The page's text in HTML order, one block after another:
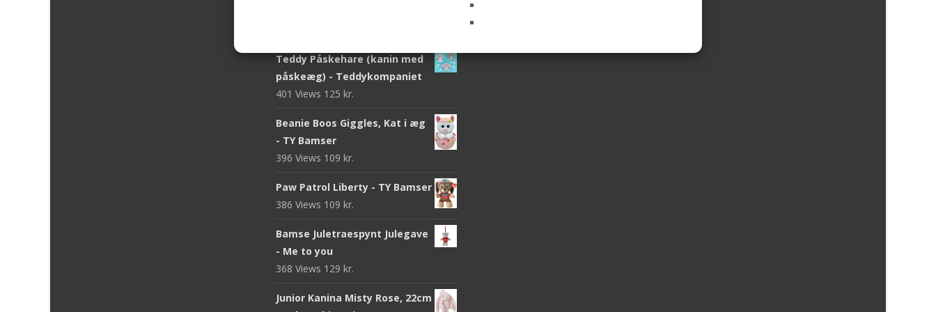
Teddy Påskehare (kanin med
påskeæg) - Teddykompaniet
401 Views 125 kr.
Beanie Boos Giggles, Kat i æg
- TY Bamser
396 Views 109 kr.
Paw Patrol Liberty - TY Bamser
386 Views 109 kr.
Bamse Juletraespynt Julegave
- Me to you
368 Views 129 kr.
Junior Kanina Misty Rose, 22cm